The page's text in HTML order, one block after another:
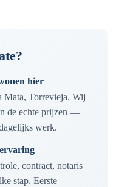
hier
Mata, Torrevieja. Wij
de echte prijzen —
werk.
contract, notaris
stap. Eerste